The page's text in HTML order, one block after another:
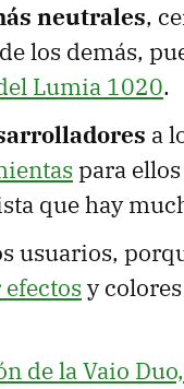
neutrales,
los demás,
Lumia 1020.
a
para
que hay
usuarios,
y
de la Vaio